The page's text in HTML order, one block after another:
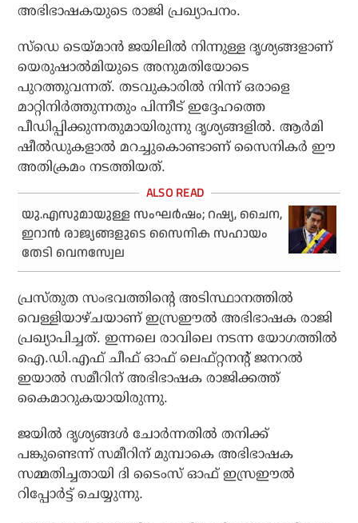
അഭിഭാഷകയുടെ രാജി പ്രഖ്യാപനം.
സ്‌ഡെ ടെയ്മാന്‍ ജയിലില്‍ നിന്നുള്ള ദൃശ്യങ്ങളാണ്
യെരുഷാല്‍മിയുടെ അനുമതിയോടെ
പുറത്തുവന്നത്. തടവുകാരില്‍ നിന്ന് ഒരാളെ
മാറ്റിനിര്‍ത്തുന്നതും പിന്നീട് ഇദ്ദേഹത്തെ
പീഡിപ്പിക്കുന്നതുമായിരുന്നു ദൃശ്യങ്ങളില്‍. ആര്‍മി
ഷീല്‍ഡുകളാല്‍ മറച്ചുകൊണ്ടാണ് സൈനികര്‍ ഈ
അതിക്രമം നടത്തിയത്.
യു.എസുമായുള്ള സംഘർഷം; റഷ്യ, ചൈന,
ഇറാൻ രാജ്യങ്ങളുടെ സൈനിക സഹായം
തേടി വെനസ്വേല
പ്രസ്തുത സംഭവത്തിന്റെ അടിസ്ഥാനത്തില്‍
വെള്ളിയാഴ്ചയാണ് ഇസ്രഈല്‍ അഭിഭാഷക രാജി
പ്രഖ്യാപിച്ചത്. ഇന്നലെ രാവിലെ നടന്ന യോഗത്തില്‍
ഐ.ഡി.എഫ് ചീഫ് ഓഫ് ലെഫ്റ്റനന്റ് ജനറല്‍
ഇയാല്‍ സമീറിന് അഭിഭാഷക രാജിക്കത്ത്
കൈമാറുകയായിരുന്നു.
ജയില്‍ ദൃശ്യങ്ങള്‍ ചോര്‍ന്നതില്‍ തനിക്ക്
പങ്കുണ്ടെന്ന് സമീറിന് മുമ്പാകെ അഭിഭാഷക
സമ്മതിച്ചതായി ദി ടൈംസ് ഓഫ് ഇസ്രഈല്‍
റിപ്പോര്‍ട്ട് ചെയ്യുന്നു.